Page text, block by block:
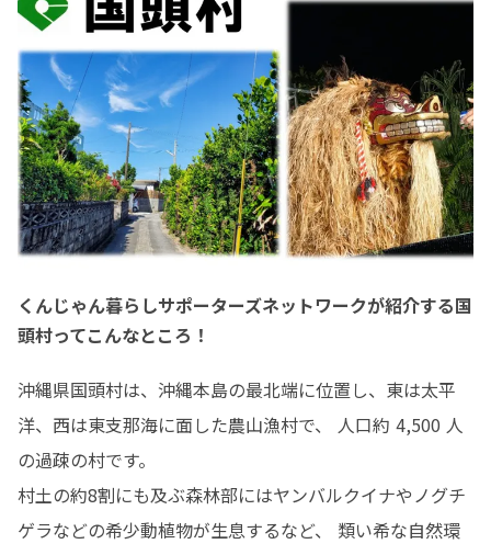
くんじゃん暮らしサポーターズネットワークが紹介する国
頭村ってこんなところ！
沖縄県国頭村は、沖縄本島の最北端に位置し、東は太平
洋、西は東支那海に面した農山漁村で、 人口約 4,500 人
の過疎の村です。
村土の約8割にも及ぶ森林部にはヤンバルクイナやノグチ
ゲラなどの希少動植物が生息するなど、 類い希な自然環